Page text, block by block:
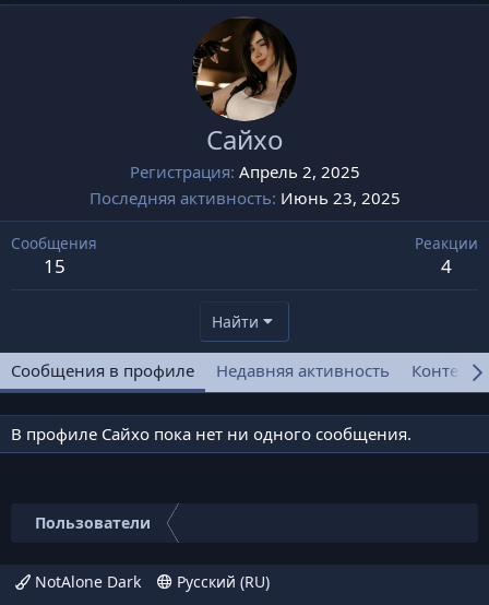
Сайхо
Регистрация Апрель 2, 2025
Последняя активность Июнь 23, 2025
Сообщения
15
Реакции
4
Найти
Сообщения в профиле Недавняя активность Контент
В профиле Сайхо пока нет ни одного сообщения.
Пользователи
NotAlone Dark
Русский (RU)